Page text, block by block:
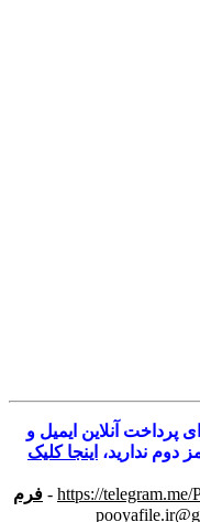
پرداخت آنلاین ایمیل و
دوم ندارید، اینجا کلیک
https://telegram.me/
- فرم